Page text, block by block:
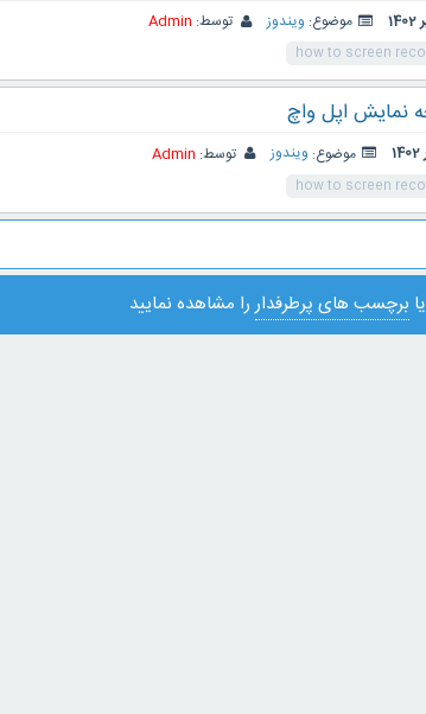
موضوع: ویندوز توسط: Admin
how to screen
اپل واچ
موضوع: ویندوز توسط: Admin
how to screen
یا برچسب های پرطرفدار را مشاهده نمایید